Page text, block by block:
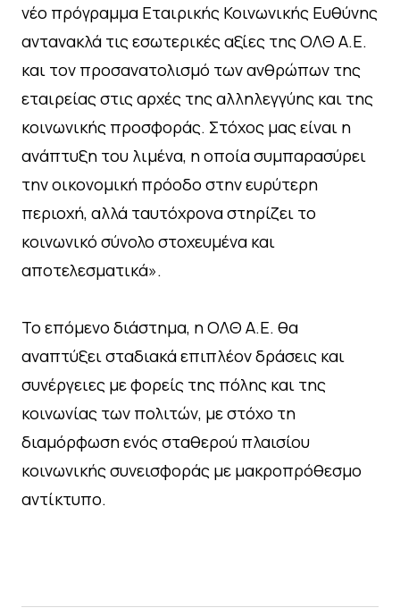
νέο πρόγραμμα Εταιρικής Κοινωνικής Ευθύνης
αντανακλά τις εσωτερικές αξίες της ΟΛΘ Α.Ε.
και τον προσανατολισμό των ανθρώπων της
εταιρείας στις αρχές της αλληλεγγύης και της
κοινωνικής προσφοράς. Στόχος μας είναι η
ανάπτυξη του λιμένα, η οποία συμπαρασύρει
την οικονομική πρόοδο στην ευρύτερη
περιοχή, αλλά ταυτόχρονα στηρίζει το
κοινωνικό σύνολο στοχευμένα και
αποτελεσματικά».
Το επόμενο διάστημα, η ΟΛΘ Α.Ε. θα
αναπτύξει σταδιακά επιπλέον δράσεις και
συνέργειες με φορείς της πόλης και της
κοινωνίας των πολιτών, με στόχο τη
διαμόρφωση ενός σταθερού πλαισίου
κοινωνικής συνεισφοράς με μακροπρόθεσμο
αντίκτυπο.